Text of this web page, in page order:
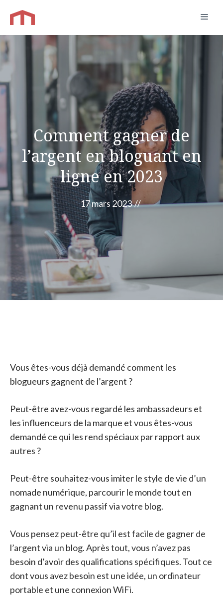
contenu
Comment gagner de
l’argent en bloguant en
ligne en 2023
17 mars 2023 //
Vous êtes-vous déjà demandé comment les
blogueurs gagnent de l’argent ?
Peut-être avez-vous regardé les ambassadeurs et
les influenceurs de la marque et vous êtes-vous
demandé ce qui les rend spéciaux par rapport aux
autres ?
Peut-être souhaitez-vous imiter le style de vie d’un
nomade numérique, parcourir le monde tout en
gagnant un revenu passif via votre blog.
Vous pensez peut-être qu’il est facile de gagner de
l’argent via un blog. Après tout, vous n’avez pas
besoin d’avoir des qualifications spécifiques. Tout ce
dont vous avez besoin est une idée, un ordinateur
portable et une connexion WiFi.